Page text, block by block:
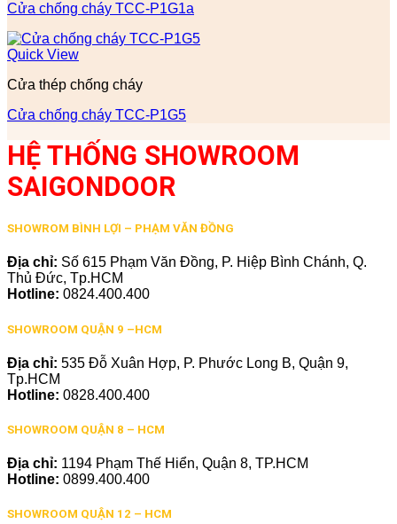
Cửa chống cháy TCC-P1G1a
Quick View
Cửa thép chống cháy
Cửa chống cháy TCC-P1G5
HỆ THỐNG SHOWROOM
SAIGONDOOR
SHOWROM BÌNH LỢI – PHẠM VĂN ĐỒNG
Địa chỉ: Số 615 Phạm Văn Đồng, P. Hiệp Bình Chánh, Q.
Thủ Đức, Tp.HCM
Hotline: 0824.400.400
SHOWROOM QUẬN 9 –HCM
Địa chỉ: 535 Đỗ Xuân Hợp, P. Phước Long B, Quận 9,
Tp.HCM
Hotline: 0828.400.400
SHOWROOM QUẬN 8 – HCM
Địa chỉ: 1194 Phạm Thế Hiển, Quận 8, TP.HCM
Hotline: 0899.400.400
SHOWROOM QUẬN 12 – HCM